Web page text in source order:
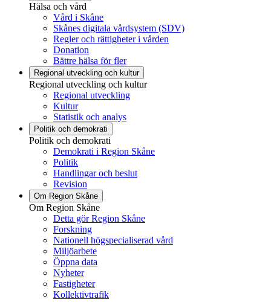
Hälsa och vård
Vård i Skåne
Skånes digitala vårdsystem (SDV)
Regler och rättigheter i vården
Donation
Bättre hälsa för fler
Regional utveckling och kultur
Regional utveckling och kultur
Regional utveckling
Kultur
Statistik och analys
Politik och demokrati
Politik och demokrati
Demokrati i Region Skåne
Politik
Handlingar och beslut
Revision
Om Region Skåne
Om Region Skåne
Detta gör Region Skåne
Forskning
Nationell högspecialiserad vård
Miljöarbete
Öppna data
Nyheter
Fastigheter
Kollektivtrafik